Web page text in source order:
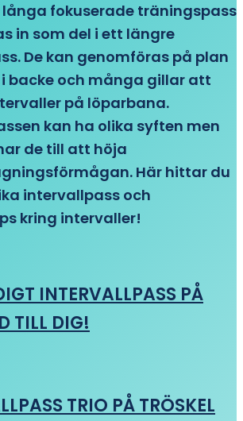
långa fokuserade träningspass
in som del i ett längre
De kan genomföras på plan
backe och många gillar att
på löparbana.
kan ha olika syften men
de till att höja
Här hittar du
intervallpass och
kring intervaller!
INTERVALLPASS PÅ
TILL DIG!
TRIO PÅ TRÖSKEL